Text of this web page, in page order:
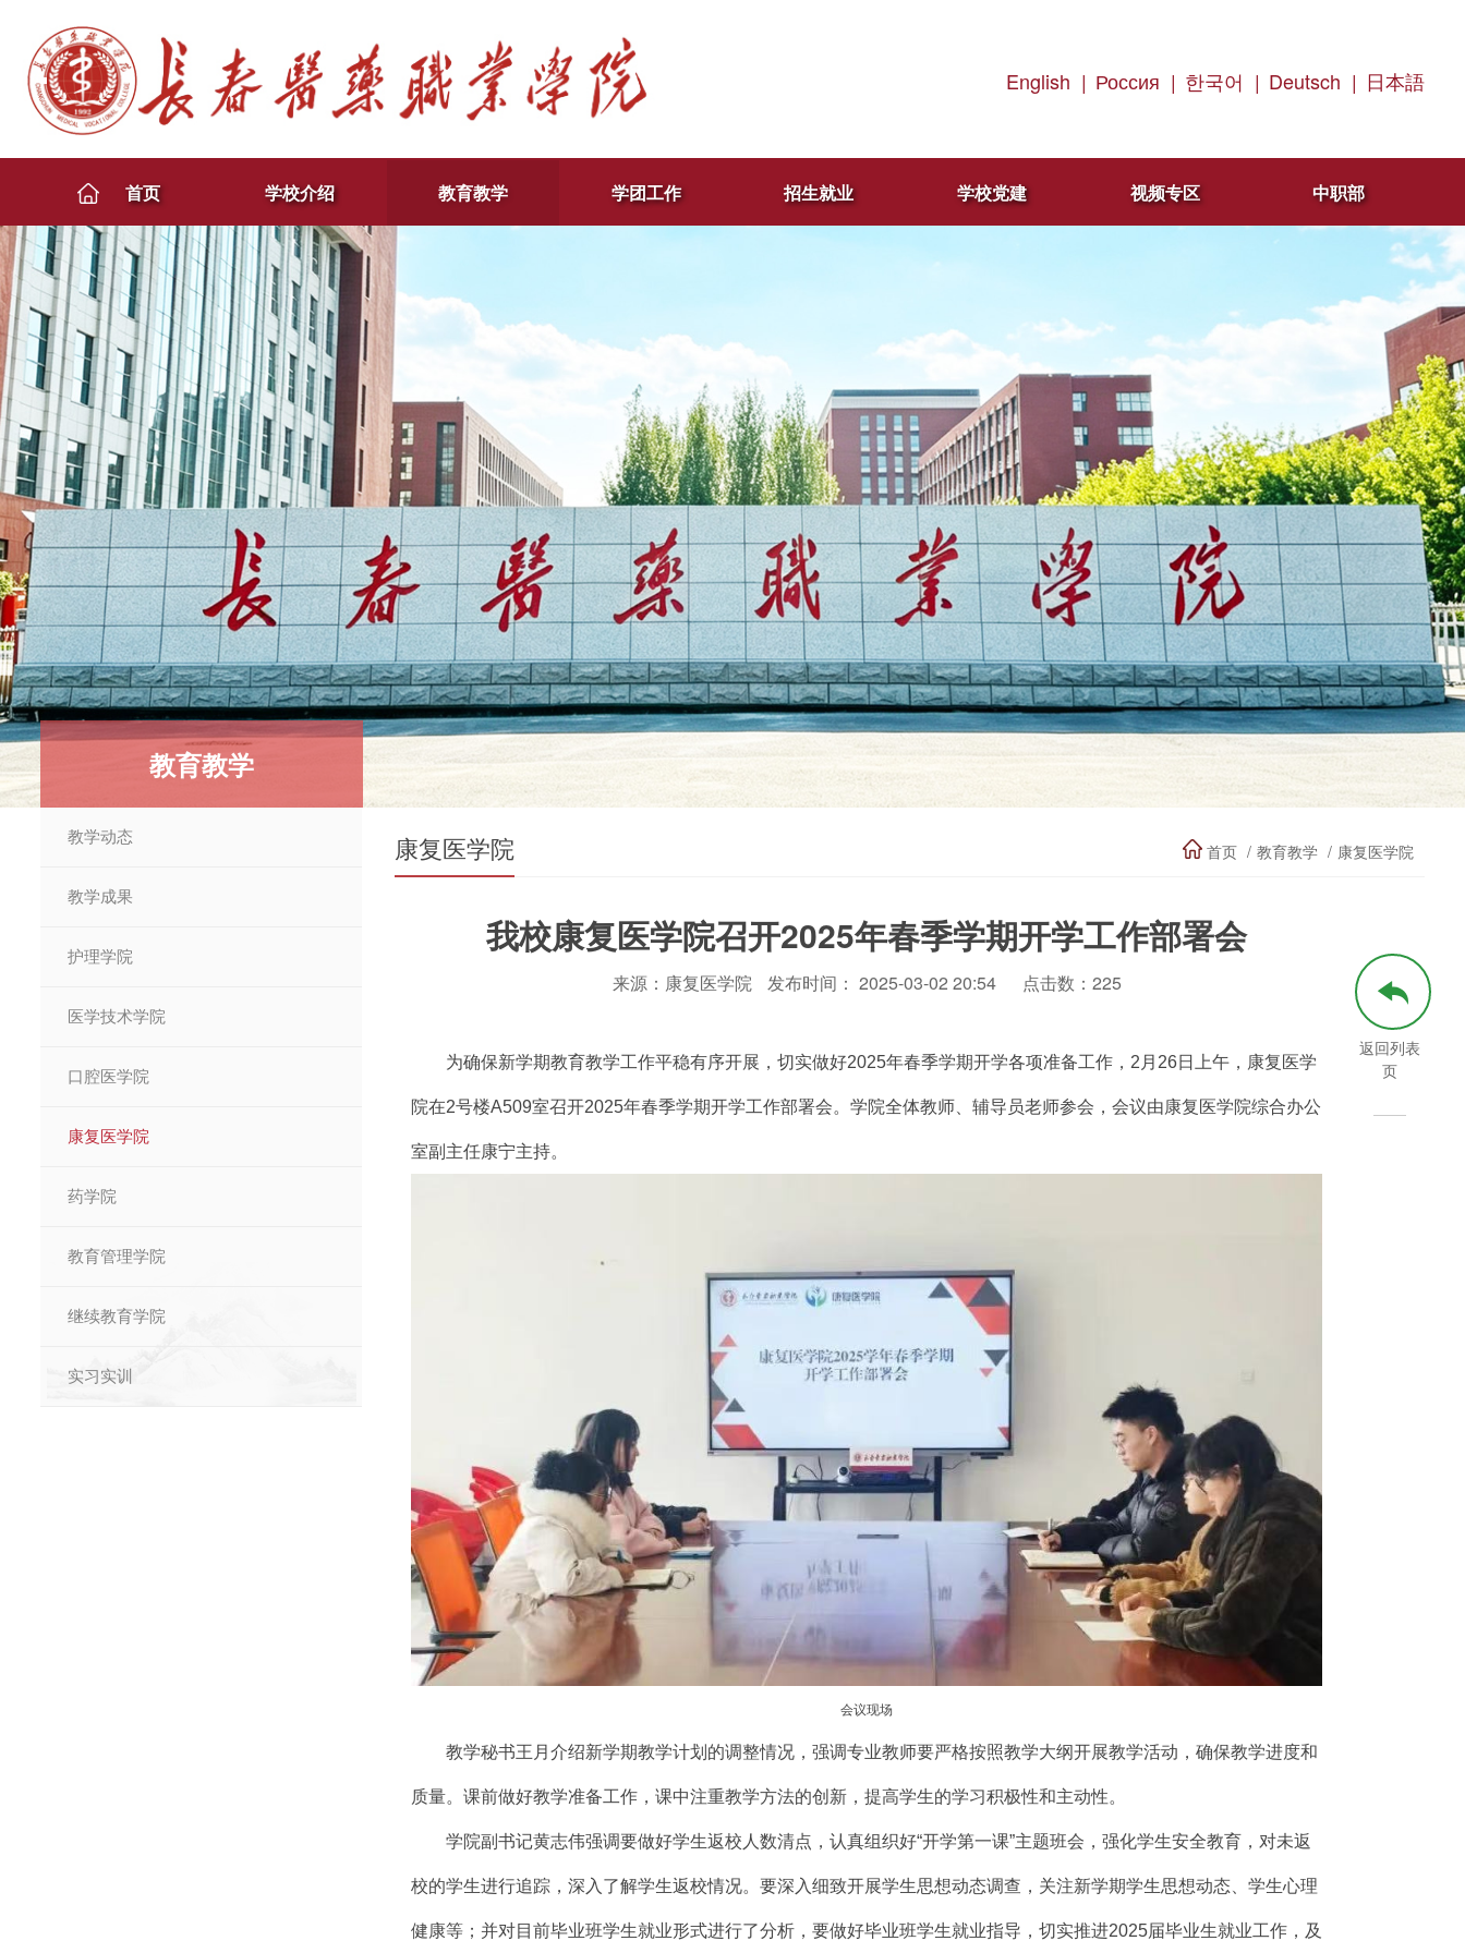
English | Россия | 한국어 | Deutsch | 日本語
首页 学校介绍 教育教学 学团工作 招生就业 学校党建 视频专区 中职部
教育教学
教学动态
教学成果
护理学院
医学技术学院
口腔医学院
康复医学院
药学院
教育管理学院
继续教育学院
实习实训
康复医学院 首页 教育教学 康复医学院
我校康复医学院召开2025年春季学期开学工作部署会
来源：康复医学院 发布时间： 2025-03-02 20:54 点击数： 225
为确保新学期教育教学工作平稳有序开展，切实做好2025年春季学期开学各项准备工作，2月26日上午，康复医学
院在2号楼A509室召开2025年春季学期开学工作部署会。学院全体教师、辅导员老师参会，会议由康复医学院综合办公
室副主任康宁主持。
会议现场
教学秘书王月介绍新学期教学计划的调整情况，强调专业教师要严格按照教学大纲开展教学活动，确保教学进度和
质量。课前做好教学准备工作，课中注重教学方法的创新，提高学生的学习积极性和主动性。
学院副书记黄志伟强调要做好学生返校人数清点，认真组织好“开学第一课”主题班会，强化学生安全教育，对未返
校的学生进行追踪，深入了解学生返校情况。要深入细致开展学生思想动态调查，关注新学期学生思想动态、学生心理
健康等；并对目前毕业班学生就业形式进行了分析，要做好毕业班学生就业指导，切实推进2025届毕业生就业工作，及
返回列表
页